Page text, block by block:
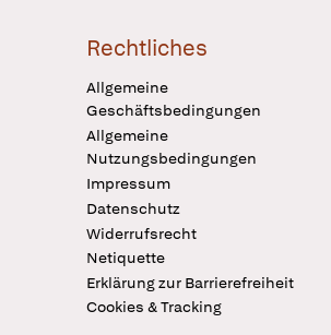
Rechtliches
Allgemeine
Geschäftsbedingungen
Allgemeine
Nutzungsbedingungen
Impressum
Datenschutz
Widerrufsrecht
Netiquette
Erklärung zur Barrierefreiheit
Cookies & Tracking